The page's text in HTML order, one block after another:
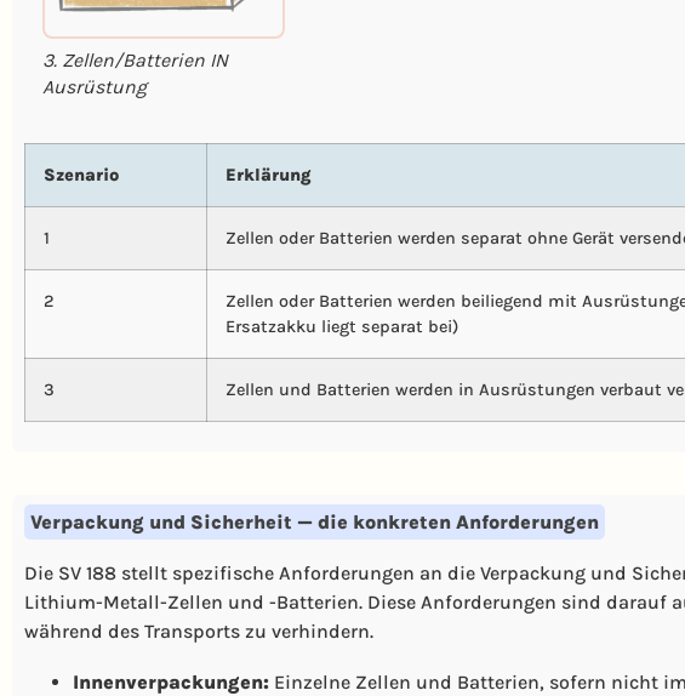
3. Zellen/Batterien IN
Ausrüstung
Szenario Erklärung
1 Zellen oder Batterien werden separat ohne Gerät
2
Zellen oder Batterien werden beiliegend mit
Ersatzakku liegt separat bei)
3 Zellen und Batterien werden in Ausrüstungen verbaut
Verpackung und Sicherheit — die konkreten Anforderungen
Die SV 188 stellt spezifische Anforderungen an die Verpackung und
Lithium-Metall-Zellen und -Batterien. Diese Anforderungen sind darauf
während des Transports zu verhindern.
Innenverpackungen: Einzelne Zellen und Batterien, sofern nicht